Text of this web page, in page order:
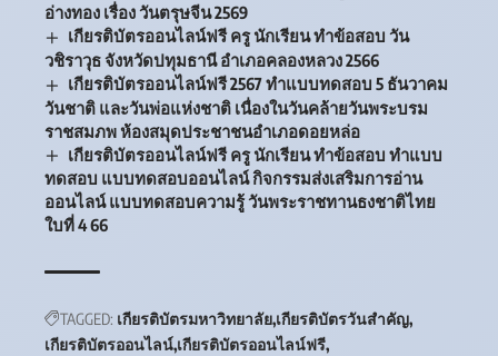
อ่างทอง เรื่อง วันตรุษจีน 2569
เกียรติบัตรออนไลน์ฟรี ครู นักเรียน ทำข้อสอบ วัน
วชิราวุธ จังหวัดปทุมธานี อำเภอคลองหลวง 2566
เกียรติบัตรออนไลน์ฟรี 2567 ทำแบบทดสอบ 5 ธันวาคม
วันชาติ และวันพ่อแห่งชาติ เนื่องในวันคล้ายวันพระบรม
ราชสมภพ ห้องสมุดประชาชนอำเภอดอยหล่อ
เกียรติบัตรออนไลน์ฟรี ครู นักเรียน ทำข้อสอบ ทำแบบ
ทดสอบ แบบทดสอบออนไลน์ กิจกรรมส่งเสริมการอ่าน
ออนไลน์ แบบทดสอบความรู้ วันพระราชทานธงชาติไทย
ใบที่ 4 66
TAGGED: เกียรติบัตรมหาวิทยาลัย เกียรติบัตรวันสำคัญ
เกียรติบัตรออนไลน์ เกียรติบัตรออนไลน์ฟรี